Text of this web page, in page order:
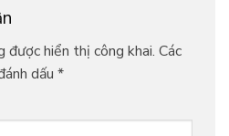
được hiển thị công khai. Các
dấu *